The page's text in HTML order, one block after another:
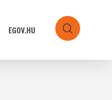
EGOV.HU search